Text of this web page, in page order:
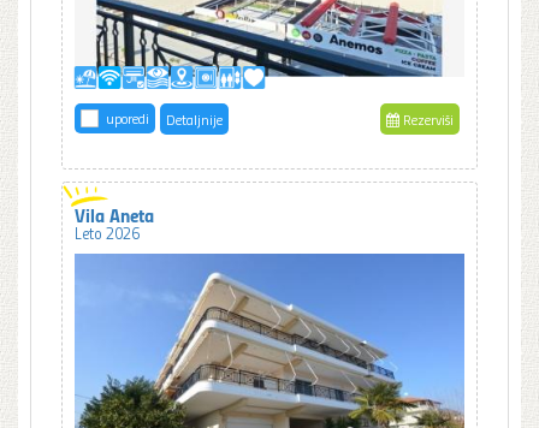
uporedi Detaljnije Rezerviši
Vila Aneta
Leto 2026